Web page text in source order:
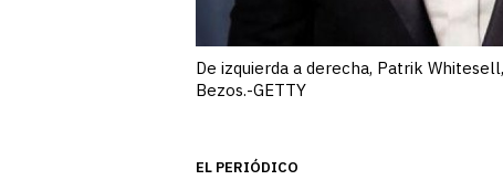
De izquierda a derecha, Patrik
Bezos.-GETTY
EL PERIÓDICO